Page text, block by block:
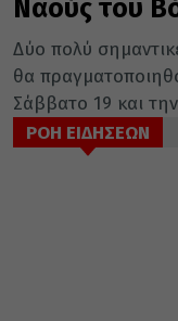
Ναούς του
Δύο πολύ
θα
Σάββατο 19 και
ΡΟΗ ΕΙΔΗΣΕΩΝ